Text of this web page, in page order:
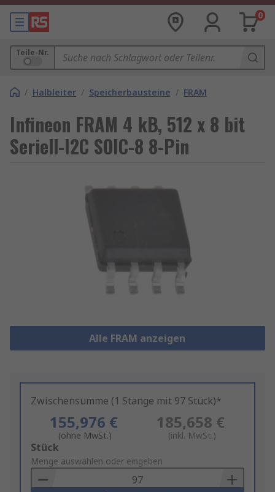
0
Teile-Nr.
/ Halbleiter / Speicherbausteine / FRAM
Infineon FRAM 4 kB, 512 x 8 bit
Seriell-I2C SOIC-8 8-Pin
Alle FRAM anzeigen
Zwischensumme (1 Stange mit 97 Stück)*
155,976 €
(ohne MwSt.)
185,658 €
(inkl. MwSt.)
Add
to
Basket
Stück
Menge auswählen oder eingeben